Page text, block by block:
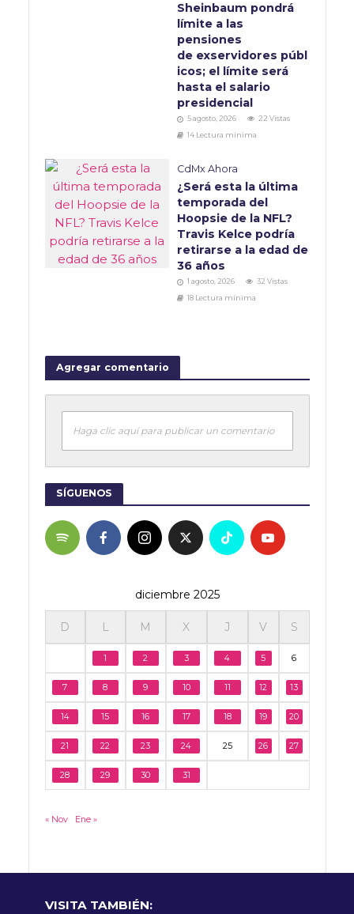
Sheinbaum pondrá
límite a las
pensiones
de exservidores públ
icos; el límite será
hasta el salario
presidencial
5 agosto, 2026
22 Vistas
14 Lectura mínima
CdMx Ahora
¿Será esta la última
temporada del
Hoopsie de la NFL?
Travis Kelce podría
retirarse a la edad de
36 años
1 agosto, 2026
32 Vistas
18 Lectura mínima
Agregar comentario
Haga clic aquí para publicar un comentario
SÍGUENOS
diciembre 2025
D L M X J V S
1 2 3 4 5 6
7 8 9 10 11 12 13
14 15 16 17 18 19 20
21 22 23 24 25 26 27
28 29 30 31
« Nov Ene »
VISITA TAMBIÉN: